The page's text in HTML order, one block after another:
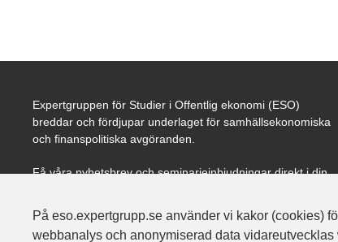
Expertgruppen för Studier i Offentlig ekonomi (ESO)
breddar och fördjupar underlaget för samhällsekonomiska
och finanspolitiska avgöranden.
Få våra nyhetsbrev och seminarieinbjudningar direkt i din
På eso.expertgrupp.se använder vi kakor (cookies)
webbanalys och anonymiserad data